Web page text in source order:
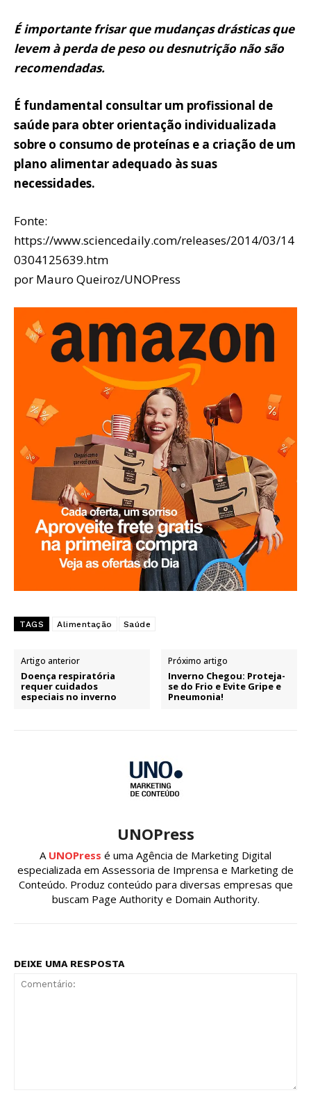
É importante frisar que mudanças drásticas que
levem à perda de peso ou desnutrição não são
recomendadas.
É fundamental consultar um profissional de
saúde para obter orientação individualizada
sobre o consumo de proteínas e a criação de um
plano alimentar adequado às suas
necessidades.
Fonte:
https://www.sciencedaily.com/releases/2014/03/14
0304125639.htm
por Mauro Queiroz/UNOPress
TAGS Alimentação Saúde
Artigo anterior
Doença respiratória
requer cuidados
especiais no inverno
Próximo artigo
Inverno Chegou: Proteja-
se do Frio e Evite Gripe e
Pneumonia!
UNOPress
A UNOPress é uma Agência de Marketing Digital
especializada em Assessoria de Imprensa e Marketing de
Conteúdo. Produz conteúdo para diversas empresas que
buscam Page Authority e Domain Authority.
DEIXE UMA RESPOSTA